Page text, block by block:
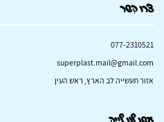
צרו קשר
077-2310521
superplast.mail@gmail.com
אזור תעשייה לב הארץ, ראש העין